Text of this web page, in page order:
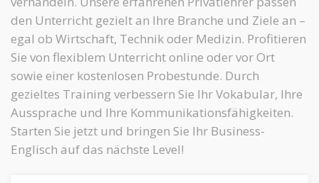
den Unterricht gezielt an Ihre Branche und Ziele an –
egal ob Wirtschaft, Technik oder Medizin. Profitieren
Sie von flexiblem Unterricht online oder vor Ort
sowie einer kostenlosen Probestunde. Durch
gezieltes Training verbessern Sie Ihr Vokabular, Ihre
Aussprache und Ihre Kommunikationsfähigkeiten.
Starten Sie jetzt und bringen Sie Ihr Business-
Englisch auf das nächste Level!